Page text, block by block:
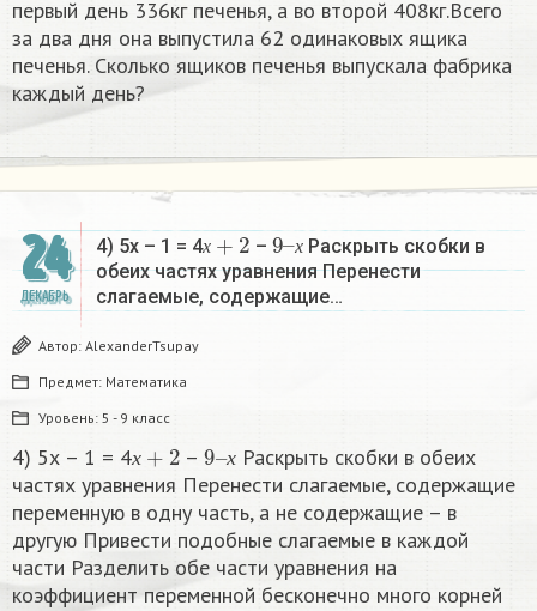
первый день 336кг печенья, а во второй 408кг.Всего
за два дня она выпустила 62 одинаковых ящика
печенья. Сколько ящиков печенья выпускала фабрика
каждый день?
24
ДЕКАБРЬ
4) 5х – 1 = 4х
х+2
– х
9–
х
Раскрыть скобки в
обеих частях уравнения Перенести
слагаемые, содержащие…
Автор: AlexanderTsupay
Предмет: Математика
Уровень: 5 - 9 класс
4) 5х – 1 = 4х – х
9
х
Раскрыть скобки в обеих
частях уравнения Перенести слагаемые, содержащие
переменную в одну часть, а не содержащие – в
другую Привести подобные слагаемые в каждой
части Разделить обе части уравнения на
коэффициент переменной бесконечно много корней​